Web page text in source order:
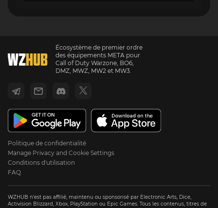
Écosystème de premier ordre
des équipements META pour
Call of Duty Warzone, BO6,
DMZ, MWZ, MW2 et MW3.
Politique de confidentialité
Manage Privacy and Cookie Settings
Conditions d'utilisation
FAQ
WZHUB n'est pas affilié, maintenu ou sponsorisé par Electronic Arts, Dice,
Activision Blizzard, Xbox, PlayStation ou Epic Games. Tous les contenus, titres de